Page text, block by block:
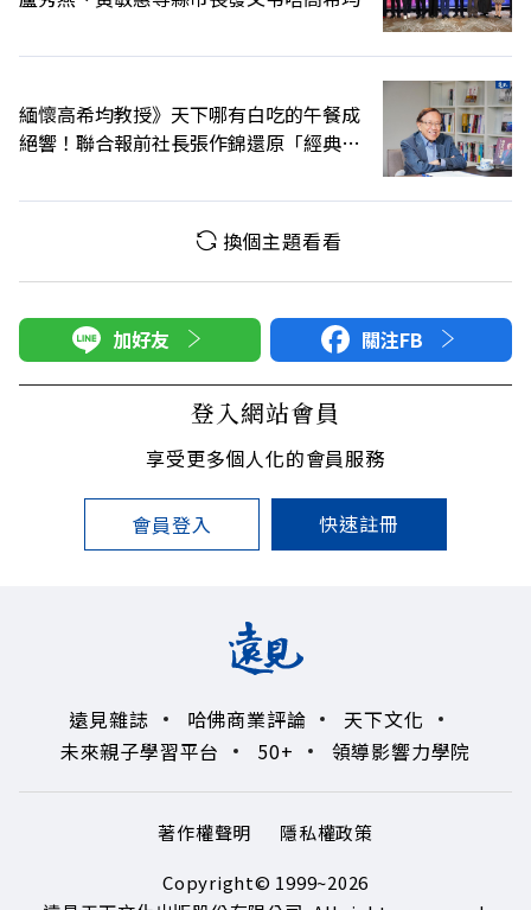
緬懷高希均教授》天下哪有白吃的午餐成
絕響！聯合報前社長張作錦還原「經典名
換個主題看看
加好友 關注FB
登入網站會員
享受更多個人化的會員服務
會員登入 快速註冊
遠見雜誌 哈佛商業評論
天下文化
未來親子學習平台
50+ 領導影響力學院
著作權聲明
隱私權政策
Copyright© 1999~2026